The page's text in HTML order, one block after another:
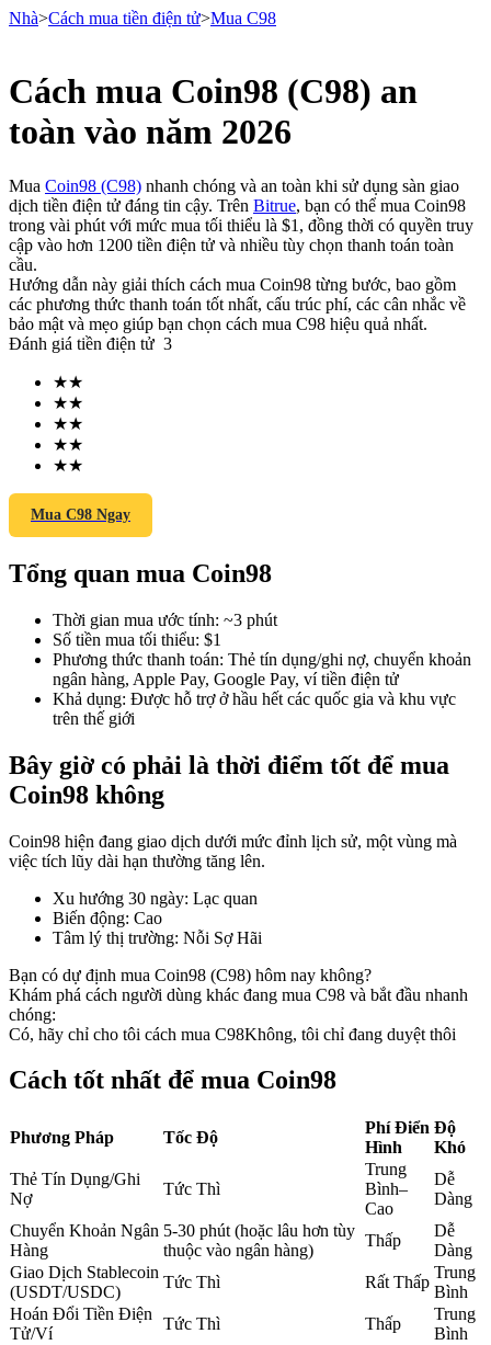
Hợp đồng tương lai
USDT Futures
COIN-M Futures
Futures sử dụng token làm tài sản thế chấp
TradFi
USDC Futures vĩnh cửu
Futures sử dụng USDC làm tài sản thế chấp
Sao chép Giao dịch
Tham gia cùng các nhà giao dịch hàng đầu
Nhà>Cách mua tiền điện tử>Mua C98
Cách mua Coin98 (C98) an
toàn vào năm 2026
Mua Coin98 (C98) nhanh chóng và an toàn khi sử dụng sàn giao
dịch tiền điện tử đáng tin cậy. Trên Bitrue, bạn có thể mua Coin98
trong vài phút với mức mua tối thiểu là $1, đồng thời có quyền truy
cập vào hơn 1200 tiền điện tử và nhiều tùy chọn thanh toán toàn
cầu.
Hướng dẫn này giải thích cách mua Coin98 từng bước, bao gồm
các phương thức thanh toán tốt nhất, cấu trúc phí, các cân nhắc về
bảo mật và mẹo giúp bạn chọn cách mua C98 hiệu quả nhất.
Đánh giá tiền điện tử 3
★★
★★
★★
★★
★★
Mua C98 Ngay
Tổng quan mua Coin98
Thời gian mua ước tính: ~3 phút
Số tiền mua tối thiểu: $1
Phương thức thanh toán: Thẻ tín dụng/ghi nợ, chuyển khoản
ngân hàng, Apple Pay, Google Pay, ví tiền điện tử
Khả dụng: Được hỗ trợ ở hầu hết các quốc gia và khu vực
trên thế giới
Bây giờ có phải là thời điểm tốt để mua
Coin98 không
Coin98 hiện đang giao dịch dưới mức đỉnh lịch sử, một vùng mà
việc tích lũy dài hạn thường tăng lên.
Xu hướng 30 ngày: Lạc quan
Biến động: Cao
Tâm lý thị trường: Nỗi Sợ Hãi
Bạn có dự định mua Coin98 (C98) hôm nay không?
Khám phá cách người dùng khác đang mua C98 và bắt đầu nhanh
chóng:
Có, hãy chỉ cho tôi cách mua C98Không, tôi chỉ đang duyệt thôi
Cách tốt nhất để mua Coin98
Phương Pháp Tốc Độ
Phí Điển
Hình
Độ
Khó
Thẻ Tín Dụng/Ghi
Nợ
Tức Thì
Trung
Bình–
Cao
Dễ
Dàng
Chuyển Khoản Ngân
Hàng
5-30 phút (hoặc lâu hơn tùy
thuộc vào ngân hàng)
Thấp
Dễ
Dàng
Giao Dịch Stablecoin
(USDT/USDC)
Tức Thì Rất Thấp
Trung
Bình
Hoán Đổi Tiền Điện
Tử/Ví
Tức Thì Thấp
Trung
Bình